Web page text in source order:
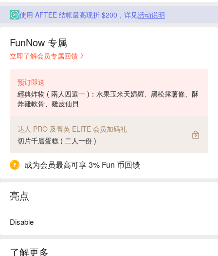
使用 AFTEE 结帐最高现折 $200，详见活动说明
FunNow 专属
立即了解会员专属回馈
预订即送
經典炸物 ( 兩人四選一 )：水果玉米天婦羅、黑松露薯條、酥
炸雞軟骨、雞皮仙貝
达人 PRO 及菁英 ELITE 会员加码礼
切片千層蛋糕 ( 二人一份 )
成为会员最高可享 3% Fun 币回馈
亮点
Disable
了解更多